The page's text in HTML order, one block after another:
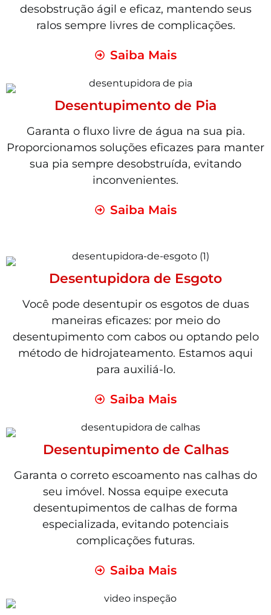
desobstrução ágil e eficaz, mantendo seus
ralos sempre livres de complicações.
Saiba Mais
Desentupimento de Pia
Garanta o fluxo livre de água na sua pia.
Proporcionamos soluções eficazes para manter
sua pia sempre desobstruída, evitando
inconvenientes.
Saiba Mais
Desentupidora de Esgoto
Você pode desentupir os esgotos de duas
maneiras eficazes: por meio do
desentupimento com cabos ou optando pelo
método de hidrojateamento. Estamos aqui
para auxiliá-lo.
Saiba Mais
Desentupimento de Calhas
Garanta o correto escoamento nas calhas do
seu imóvel. Nossa equipe executa
desentupimentos de calhas de forma
especializada, evitando potenciais
complicações futuras.
Saiba Mais